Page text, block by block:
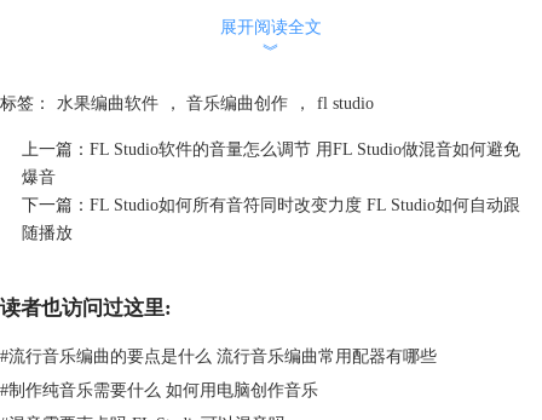
受欢迎，尤其是需要处理复杂音乐和现场乐器的制作人。相较于FL
重的技术细节也更多，在传统音乐制作领域还是不可动摇的。
展开阅读全文
︾
标签： 水果编曲软件 ， 音乐编曲创作 ， fl studio
上一篇： FL Studio软件的音量怎么调节 用FL Studio做混音如何避免
爆音
下一篇： FL Studio如何所有音符同时改变力度 FL Studio如何自动跟
随播放
读者也访问过这里:
#流行音乐编曲的要点是什么 流行音乐编曲常用配器有哪些
#制作纯音乐需要什么 如何用电脑创作音乐